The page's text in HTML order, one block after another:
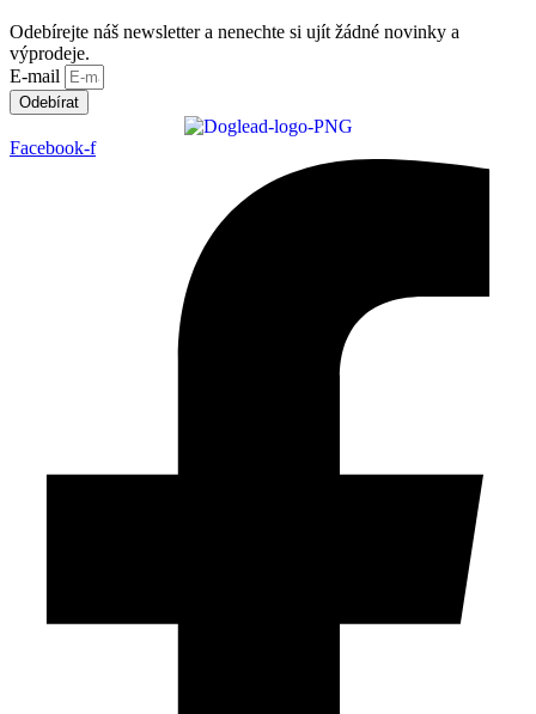
Odebírejte náš newsletter a nenechte si ujít žádné novinky a
výprodeje.
E-mail
Odebírat
Facebook-f